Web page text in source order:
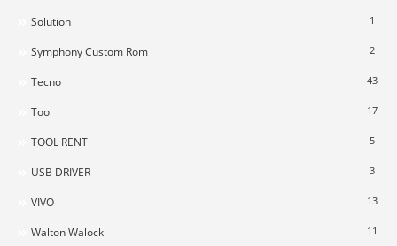
Solution 1
Symphony Custom Rom 2
Tecno 43
Tool 17
TOOL RENT 5
USB DRIVER 3
VIVO 13
Walton Walock 11